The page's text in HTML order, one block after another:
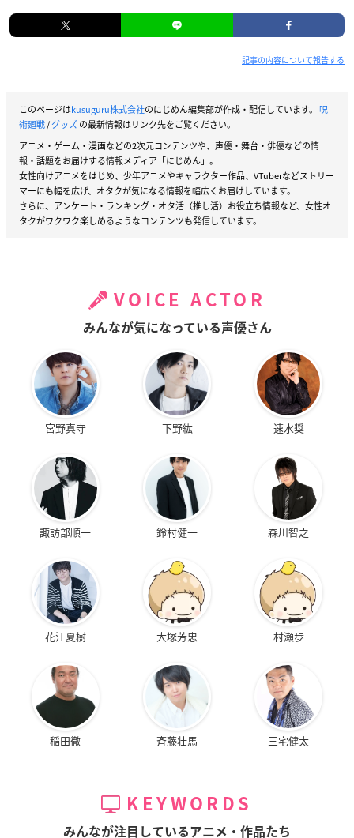
記事の内容について報告する
このページはkusuguru株式会社のにじめん編集部が作成・配信しています。 呪
術廻戦/グッズの最新情報はリンク先をご覧ください。
アニメ・ゲーム・漫画などの2次元コンテンツや、声優・舞台・俳優などの情
報・話題をお届けする情報メディア「にじめん」。
女性向けアニメをはじめ、少年アニメやキャラクター作品、VTuberなどストリー
マーにも幅を広げ、オタクが気になる情報を幅広くお届けしています。
さらに、アンケート・ランキング・オタ活（推し活）お役立ち情報など、女性オ
タクがワクワク楽しめるようなコンテンツも発信しています。
VOICE ACTOR
みんなが気になっている声優さん
宮野真守 下野紘 速水奨
諏訪部順一 鈴村健一 森川智之
花江夏樹 大塚芳忠 村瀬歩
稲田徹 斉藤壮馬 三宅健太
KEYWORDS
みんなが注目しているアニメ・作品たち